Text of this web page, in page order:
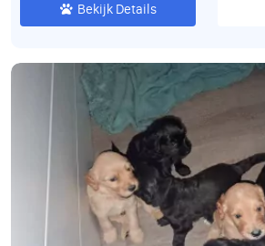
Bekijk Details